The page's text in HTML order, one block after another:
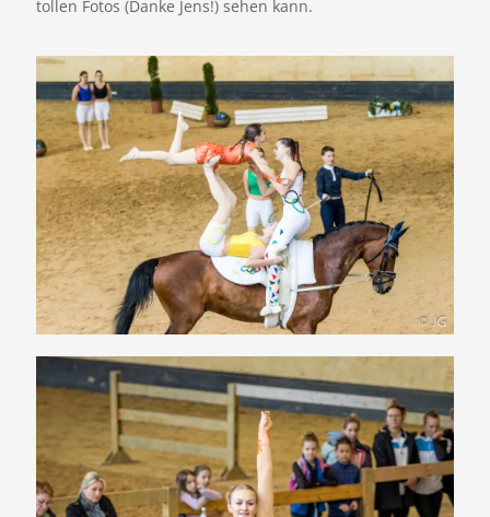
tollen Fotos (Danke Jens!) sehen kann.